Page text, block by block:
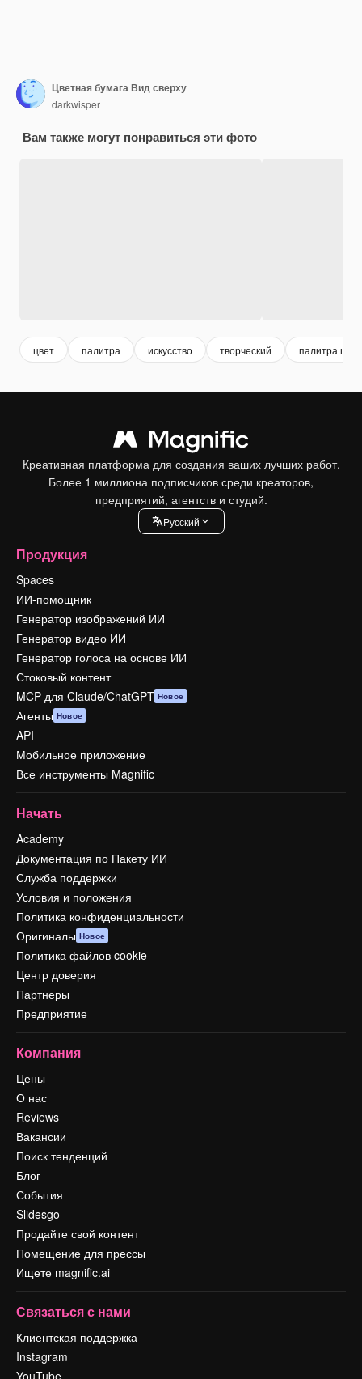
Цветная бумага Вид сверху
darkwisper
Вам также могут понравиться эти фото
цвет палитра искусство творческий палитра
Креативная платформа для создания ваших лучших работ.
Более 1 миллиона подписчиков среди креаторов,
предприятий, агентств и студий.
Pусский
Продукция
Spaces
ИИ-помощник
Генератор изображений ИИ
Генератор видео ИИ
Генератор голоса на основе ИИ
Стоковый контент
MCP для Claude/ChatGPT Новое
Агенты Новое
API
Мобильное приложение
Все инструменты Magnific
Начать
Academy
Документация по Пакету ИИ
Служба поддержки
Условия и положения
Политика конфиденциальности
Оригиналы Новое
Политика файлов cookie
Центр доверия
Партнеры
Предприятие
Компания
Цены
О нас
Reviews
Вакансии
Поиск тенденций
Блог
События
Slidesgo
Продайте свой контент
Помещение для прессы
Ищете magnific.ai
Связаться с нами
Клиентская поддержка
Instagram